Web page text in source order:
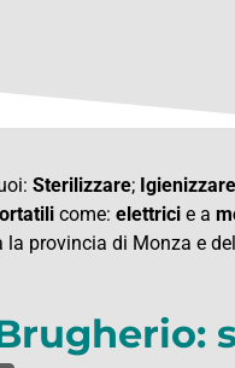
Sterilizzare; Igienizzare
come: elettrici e a
provincia di Monza e